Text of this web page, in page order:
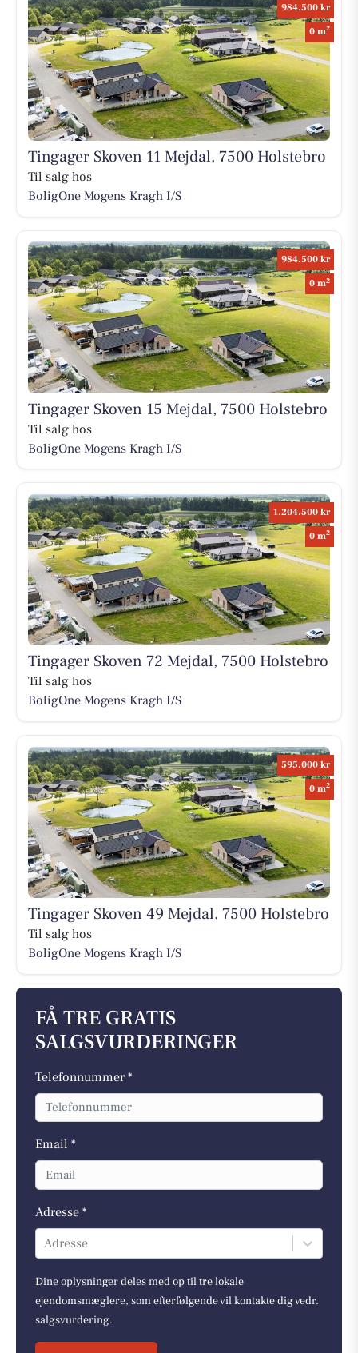
984.500 kr
0 m2
Tingager Skoven 11 Mejdal, 7500 Holstebro
Til salg hos
BoligOne Mogens Kragh I/S
984.500 kr
0 m2
Tingager Skoven 15 Mejdal, 7500 Holstebro
Til salg hos
BoligOne Mogens Kragh I/S
1.204.500 kr
0 m2
Tingager Skoven 72 Mejdal, 7500 Holstebro
Til salg hos
BoligOne Mogens Kragh I/S
595.000 kr
0 m2
Tingager Skoven 49 Mejdal, 7500 Holstebro
Til salg hos
BoligOne Mogens Kragh I/S
FÅ TRE GRATIS
SALGSVURDERINGER
Telefonnummer *
Email *
Adresse *
Adresse
Dine oplysninger deles med op til tre lokale
ejendomsmæglere, som efterfølgende vil kontakte dig vedr.
salgsvurdering.